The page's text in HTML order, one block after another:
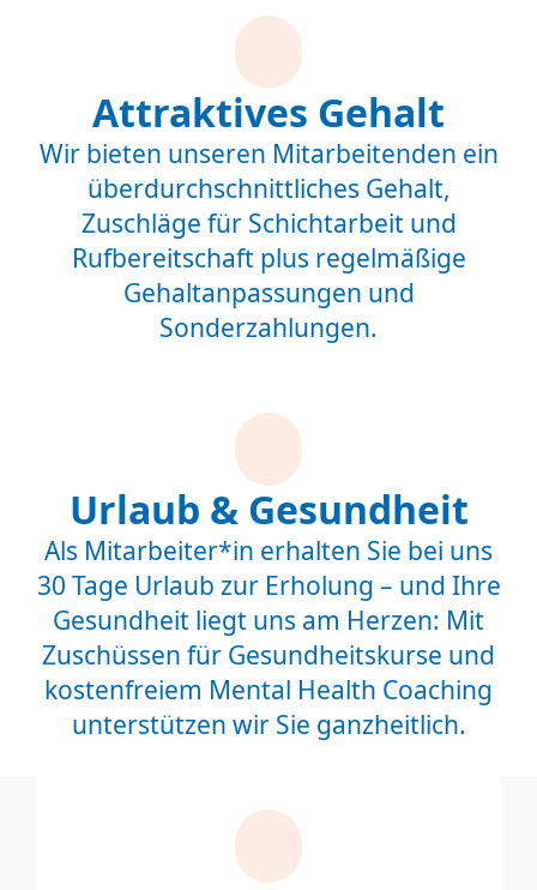
Attraktives Gehalt
Wir bieten unseren Mitarbeitenden ein
überdurchschnittliches Gehalt,
Zuschläge für Schichtarbeit und
Rufbereitschaft plus regelmäßige
Gehaltanpassungen und
Sonderzahlungen.
Urlaub & Gesundheit
Als Mitarbeiter*in erhalten Sie bei uns
30 Tage Urlaub zur Erholung – und Ihre
Gesundheit liegt uns am Herzen: Mit
Zuschüssen für Gesundheitskurse und
kostenfreiem Mental Health Coaching
unterstützen wir Sie ganzheitlich.